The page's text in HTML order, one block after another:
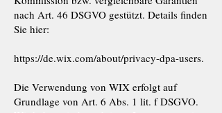
nach Art. 46 DSGVO gestützt. Details finden
Sie hier:
https://de.wix.com/about/privacy-dpa-users.
Die Verwendung von WIX erfolgt auf
Grundlage von Art. 6 Abs. 1 lit. f DSGVO.